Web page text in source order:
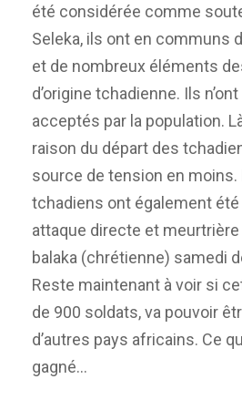
été considérée comme
Seleka, ils ont en communs
et de nombreux éléments
d’origine tchadienne. Ils
acceptés par la population.
raison du départ des
source de tension en moins.
tchadiens ont également été
attaque directe et
balaka (chrétienne) samedi
Reste maintenant à voir si
de 900 soldats, va pouvoir
d’autres pays africains. Ce
gagné…